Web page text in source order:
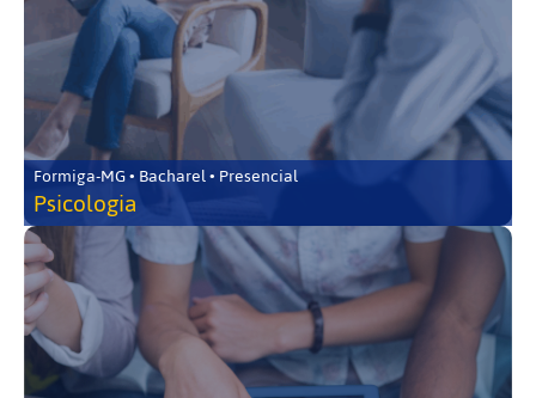
Formiga-MG • Bacharel • Presencial
Psicologia